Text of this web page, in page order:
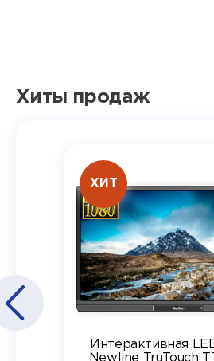
Хиты продаж
ХИТ
Интерактивная
Newline TruTouch